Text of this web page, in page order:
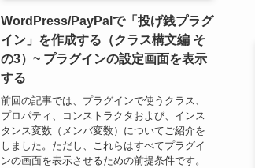
WordPress/PayPalで「投げ銭プラグ
イン」を作成する（クラス構文編 そ
の3）~ プラグインの設定画面を表示
する
前回の記事では、プラグインで使うクラス、
プロパティ、コンストラクタおよび、インス
タンス変数（メンバ変数）についてご紹介を
しました。ただし、これらはすべてプラグイ
ンの画面を表示させるための前提条件です。